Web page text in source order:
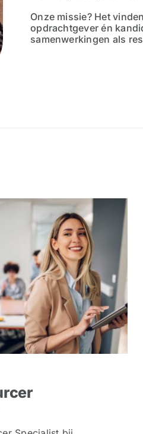
Onze missie? Het
opdrachtgever én
samenwerkingen als